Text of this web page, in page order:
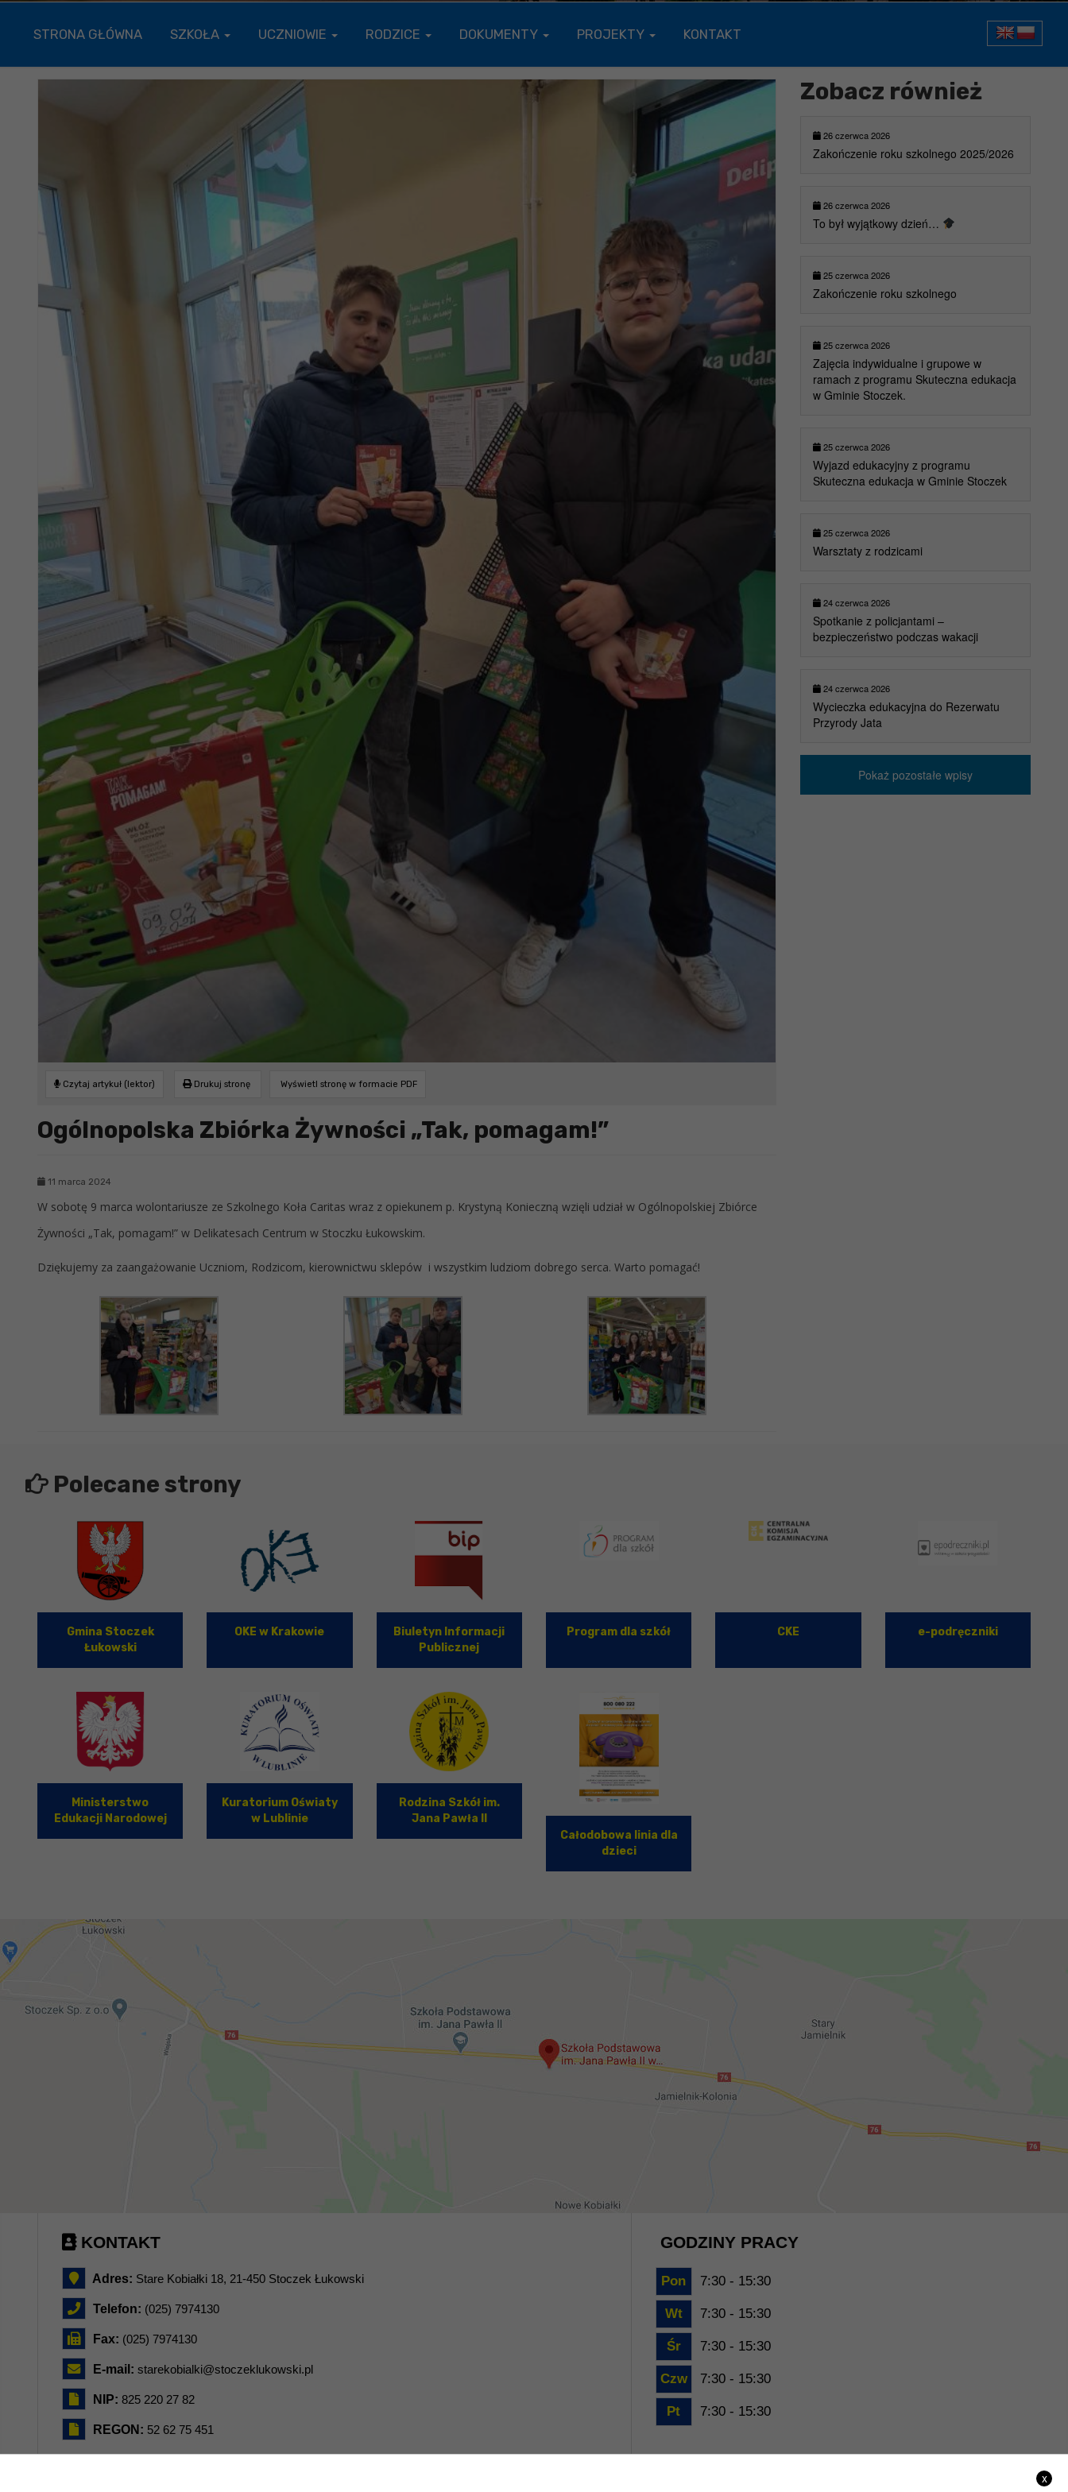
STRONA GŁÓWNA SZKOŁA UCZNIOWIE RODZICE DOKUMENTY PROJEKTY KONTAKT
Czytaj artykuł (lektor) Drukuj stronę Wyświetl stronę w formacie PDF
Ogólnopolska Zbiórka Żywności „Tak, pomagam!”
11 marca 2024
W sobotę 9 marca wolontariusze ze Szkolnego Koła Caritas wraz z opiekunem p. Krystyną Konieczną wzięli udział w Ogólnopolskiej Zbiórce
Żywności „Tak, pomagam!” w Delikatesach Centrum w Stoczku Łukowskim.
Dziękujemy za zaangażowanie Uczniom, Rodzicom, kierownictwu sklepów i wszystkim ludziom dobrego serca. Warto pomagać!
Zobacz również
26 czerwca 2026
Zakończenie roku szkolnego 2025/2026
26 czerwca 2026
To był wyjątkowy dzień…
25 czerwca 2026
Zakończenie roku szkolnego
25 czerwca 2026
Zajęcia indywidualne i grupowe w
ramach z programu Skuteczna edukacja
w Gminie Stoczek.
25 czerwca 2026
Wyjazd edukacyjny z programu
Skuteczna edukacja w Gminie Stoczek
25 czerwca 2026
Warsztaty z rodzicami
24 czerwca 2026
Spotkanie z policjantami –
bezpieczeństwo podczas wakacji
24 czerwca 2026
Wycieczka edukacyjna do Rezerwatu
Przyrody Jata
Pokaż pozostałe wpisy
Polecane strony
Gmina Stoczek
Łukowski
OKE w Krakowie
Biuletyn Informacji
Publicznej
Program dla szkół CKE e-podręczniki
Ministerstwo
Edukacji Narodowej
Kuratorium Oświaty
w Lublinie
Rodzina Szkół im.
Jana Pawła II
Całodobowa linia dla
dzieci
KONTAKT
Adres: Stare Kobiałki 18, 21-450 Stoczek Łukowski
Telefon: (025) 7974130
Fax: (025) 7974130
E-mail: starekobialki@stoczeklukowski.pl
NIP: 825 220 27 82
REGON: 52 62 75 451
GODZINY PRACY
Pon 7:30 - 15:30
Wt 7:30 - 15:30
Śr 7:30 - 15:30
Czw 7:30 - 15:30
Pt 7:30 - 15:30
x